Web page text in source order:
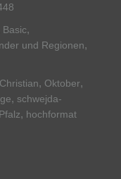
Basic,
und Regionen,
Christian, Oktober,
, schwejda-
Pfalz, hochformat